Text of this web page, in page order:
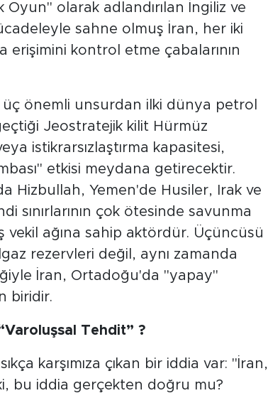
Oyun" olarak adlandırılan İngiliz ve
sahne olmuş İran, her iki
kontrol etme çabalarının
üç önemli unsurdan ilki dünya petrol
Jeostratejik kilit Hürmüz
istikrarsızlaştırma kapasitesi,
etkisi meydana getirecektir.
Hizbullah, Yemen'de Husiler, Irak ve
sınırlarının çok ötesinde savunma
ağına sahip aktördür. Üçüncüsü
rezervleri değil, aynı zamanda
İran, Ortadoğu'da "yapay"
biridir.
Tehdit” ?
karşımıza çıkan bir iddia var: "İran,
bu iddia gerçekten doğru mu?